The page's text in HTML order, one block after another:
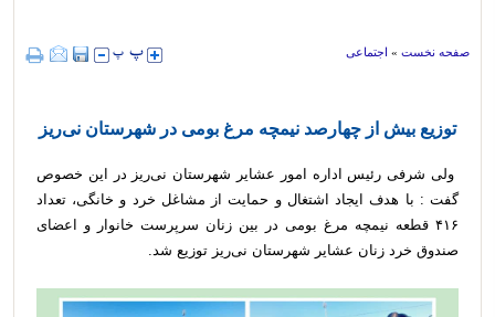
صفحه نخست » اجتماعی
توزیع بیش از چهارصد نیمچه مرغ بومی در شهرستان نی‌ریز
ولی شرفی رئیس اداره امور عشایر شهرستان نی‌ریز در این خصوص
گفت : با هدف ایجاد اشتغال و حمایت از مشاغل خرد و خانگی، تعداد
۴۱۶ قطعه نیمچه مرغ بومی در بین زنان سرپرست خانوار و اعضای
صندوق خرد زنان عشایر شهرستان نی‌ریز توزیع شد.